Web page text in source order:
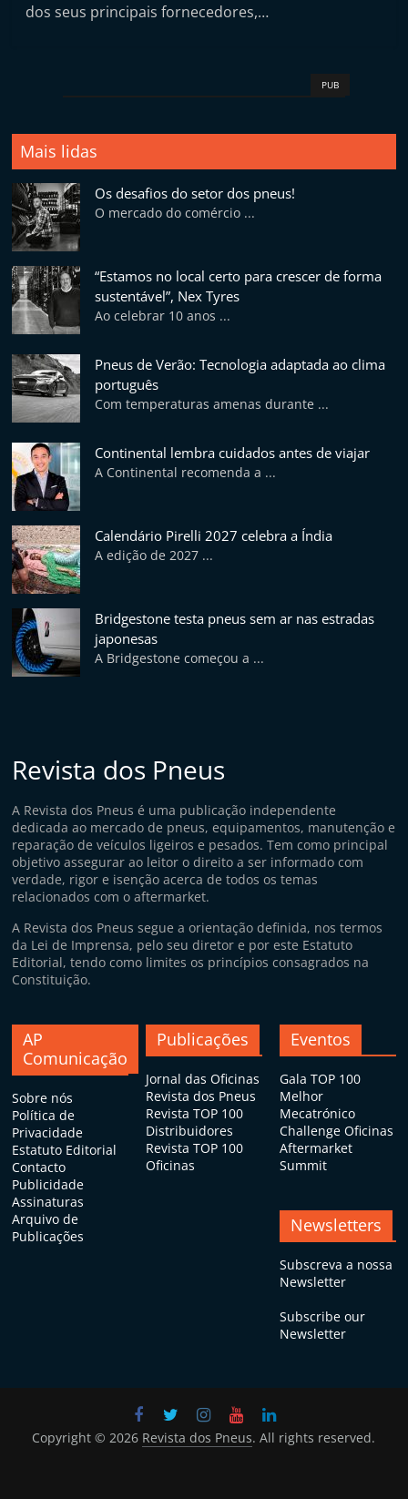
dos seus principais fornecedores,…
PUB
Mais lidas
Os desafios do setor dos pneus!
O mercado do comércio ...
“Estamos no local certo para crescer de forma
sustentável”, Nex Tyres
Ao celebrar 10 anos ...
Pneus de Verão: Tecnologia adaptada ao clima
português
Com temperaturas amenas durante ...
Continental lembra cuidados antes de viajar
A Continental recomenda a ...
Calendário Pirelli 2027 celebra a Índia
A edição de 2027 ...
Bridgestone testa pneus sem ar nas estradas
japonesas
A Bridgestone começou a ...
Revista dos Pneus
A Revista dos Pneus é uma publicação independente
dedicada ao mercado de pneus, equipamentos, manutenção e
reparação de veículos ligeiros e pesados. Tem como principal
objetivo assegurar ao leitor o direito a ser informado com
verdade, rigor e isenção acerca de todos os temas
relacionados com o aftermarket.
A Revista dos Pneus segue a orientação definida, nos termos
da Lei de Imprensa, pelo seu diretor e por este Estatuto
Editorial, tendo como limites os princípios consagrados na
Constituição.
AP
Comunicação
Sobre nós
Política de
Privacidade
Estatuto Editorial
Contacto
Publicidade
Assinaturas
Arquivo de
Publicações
Publicações
Jornal das Oficinas
Revista dos Pneus
Revista TOP 100
Distribuidores
Revista TOP 100
Oficinas
Eventos
Gala TOP 100
Melhor
Mecatrónico
Challenge Oficinas
Aftermarket
Summit
Newsletters
Subscreva a nossa
Newsletter
Subscribe our
Newsletter
Copyright © 2026 Revista dos Pneus. All rights reserved.